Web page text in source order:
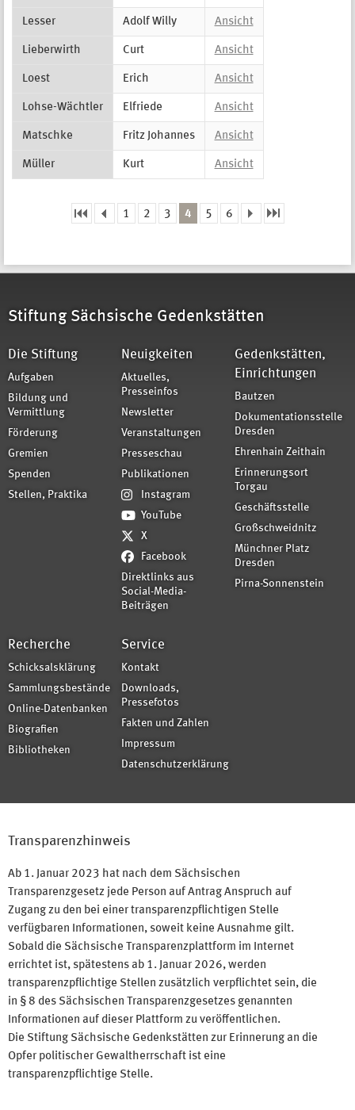
Lesser Adolf Willy Ansicht
Lieberwirth Curt Ansicht
Loest Erich Ansicht
Lohse-Wächtler Elfriede Ansicht
Matschke Fritz Johannes Ansicht
Müller Kurt Ansicht
1 2 3 4 5 6
Stiftung Sächsische Gedenkstätten
Die Stiftung
Aufgaben
Bildung und
Vermittlung
Förderung
Gremien
Spenden
Stellen, Praktika
Neuigkeiten
Aktuelles,
Presseinfos
Newsletter
Veranstaltungen
Presseschau
Publikationen
Instagram
YouTube
X
Facebook
Direktlinks aus
Social-Media-
Beiträgen
Gedenkstätten,
Einrichtungen
Bautzen
Dokumentationsstelle
Dresden
Ehrenhain Zeithain
Erinnerungsort
Torgau
Geschäftsstelle
Großschweidnitz
Münchner Platz
Dresden
Pirna-Sonnenstein
Recherche
Schicksalsklärung
Sammlungsbestände
Online-Datenbanken
Biografien
Bibliotheken
Service
Kontakt
Downloads,
Pressefotos
Fakten und Zahlen
Impressum
Datenschutzerklärung
Transparenzhinweis
Ab 1. Januar 2023 hat nach dem Sächsischen
Transparenzgesetz jede Person auf Antrag Anspruch auf
Zugang zu den bei einer transparenzpflichtigen Stelle
verfügbaren Informationen, soweit keine Ausnahme gilt.
Sobald die Sächsische Transparenzplattform im Internet
errichtet ist, spätestens ab 1. Januar 2026, werden
transparenzpflichtige Stellen zusätzlich verpflichtet sein, die
in § 8 des Sächsischen Transparenzgesetzes genannten
Informationen auf dieser Plattform zu veröffentlichen.
Die Stiftung Sächsische Gedenkstätten zur Erinnerung an die
Opfer politischer Gewaltherrschaft ist eine
transparenzpflichtige Stelle.